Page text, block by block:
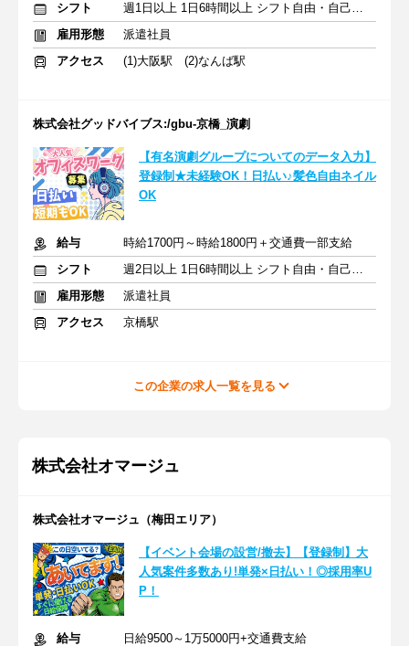
シフト
週1日以上 1日6時間以上 シフト自由・自己申告
雇用形態
派遣社員
アクセス
(1)大阪駅 (2)なんば駅
株式会社グッドバイブス:/gbu-京橋_演劇
【有名演劇グループについてのデータ入力】
登録制★未経験OK！日払い♪髪色自由ネイル
OK
給与
時給1700円～時給1800円＋交通費一部支給
シフト
週2日以上 1日6時間以上 シフト自由・自己申告
雇用形態
派遣社員
アクセス
京橋駅
この企業の求人一覧を見る
株式会社オマージュ
株式会社オマージュ（梅田エリア）
【イベント会場の設営/撤去】【登録制】大
人気案件多数あり!単発×日払い！◎採用率U
P！
給与
日給9500～1万5000円+交通費支給